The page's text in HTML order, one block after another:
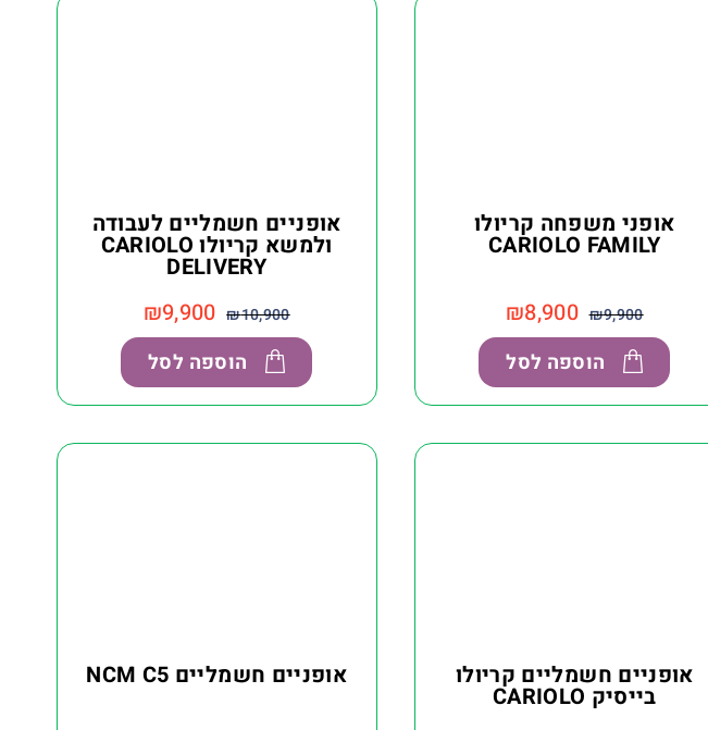
אופני משפחה קריולו
CARIOLO FAMILY
₪9,900
₪8,900
הוספה לסל
אופניים חשמליים לעבודה
ולמשא קריולו CARIOLO
DELIVERY
₪10,900
₪9,900
הוספה לסל
אופניים חשמליים קריולו
בייסיק CARIOLO
אופניים חשמליים NCM C5